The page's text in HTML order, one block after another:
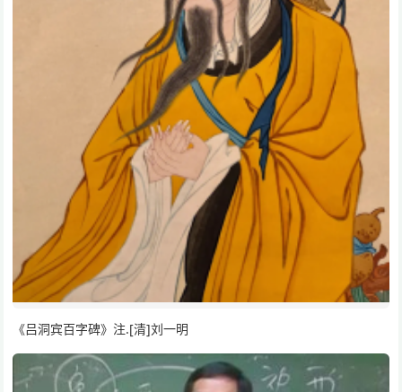
《吕洞宾百字碑》注.[清]刘一明